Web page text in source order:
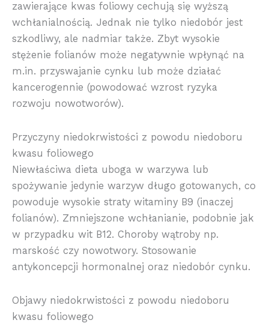
zawierające kwas foliowy cechują się wyższą
wchłanialnością. Jednak nie tylko niedobór jest
szkodliwy, ale nadmiar także. Zbyt wysokie
stężenie folianów może negatywnie wpłynąć na
m.in. przyswajanie cynku lub może działać
kancerogennie (powodować wzrost ryzyka
rozwoju nowotworów).
Przyczyny niedokrwistości z powodu niedoboru
kwasu foliowego
Niewłaściwa dieta uboga w warzywa lub
spożywanie jedynie warzyw długo gotowanych, co
powoduje wysokie straty witaminy B9 (inaczej
folianów). Zmniejszone wchłanianie, podobnie jak
w przypadku wit B12. Choroby wątroby np.
marskość czy nowotwory. Stosowanie
antykoncepcji hormonalnej oraz niedobór cynku.
Objawy niedokrwistości z powodu niedoboru
kwasu foliowego